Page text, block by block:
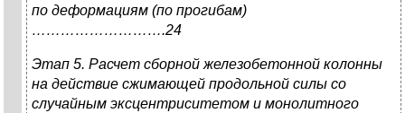
по деформациям (по прогибам)
……………………….24
Этап 5. Расчет сборной железобетонной колонны
на действие сжимающей продольной силы со
случайным эксцентриситетом и монолитного